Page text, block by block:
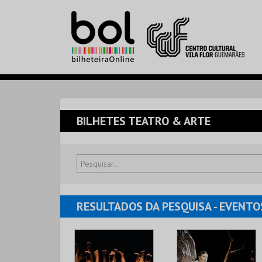
BILHETES TEATRO & ARTE
RESULTADOS DA PESQUISA-